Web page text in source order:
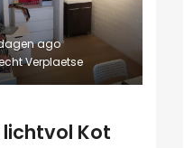
Verplaetse
ago
lichtvol Kot